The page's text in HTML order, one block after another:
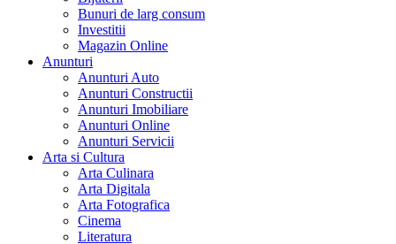
Bunuri de larg consum
Investitii
Magazin Online
Anunturi
Anunturi Auto
Anunturi Constructii
Anunturi Imobiliare
Anunturi Online
Anunturi Servicii
Arta si Cultura
Arta Culinara
Arta Digitala
Arta Fotografica
Cinema
Literatura